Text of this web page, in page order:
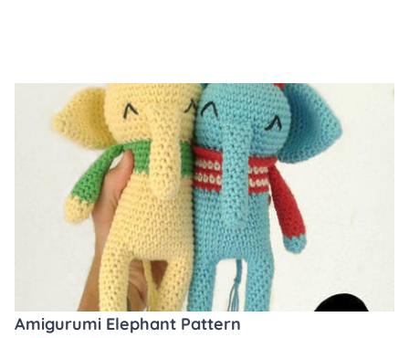
Amigurumi Elephant Pattern